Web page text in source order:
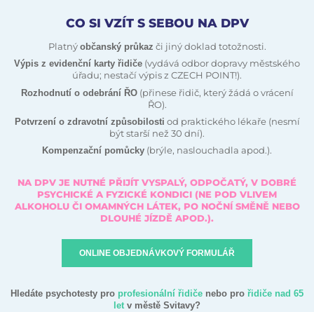
CO SI VZÍT S SEBOU NA DPV
Platný občanský průkaz či jiný doklad totožnosti.
Výpis z evidenční karty řidiče (vydává odbor dopravy městského
úřadu; nestačí výpis z CZECH POINT!).
Rozhodnutí o odebrání ŘO(přinese řidič, který žádá o vrácení
ŘO).
Potvrzení o zdravotní způsobilosti od praktického lékaře (nesmí
být starší než 30 dní).
Kompenzační pomůcky (brýle, naslouchadla apod.).
NA DPV JE NUTNÉ PŘIJÍT VYSPALÝ, ODPOČATÝ, V DOBRÉ
PSYCHICKÉ A FYZICKÉ KONDICI (NE POD VLIVEM
ALKOHOLU ČI OMAMNÝCH LÁTEK, PO NOČNÍ SMĚNĚ NEBO
DLOUHÉ JÍZDĚ APOD.).
ONLINE OBJEDNÁVKOVÝ FORMULÁŘ
Hledáte psychotesty pro profesionální řidiče nebo pro řidiče nad 65
letv městě Svitavy?